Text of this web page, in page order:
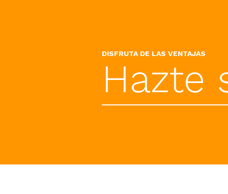
DISFRUTA DE LAS VENTAJAS
Hazte